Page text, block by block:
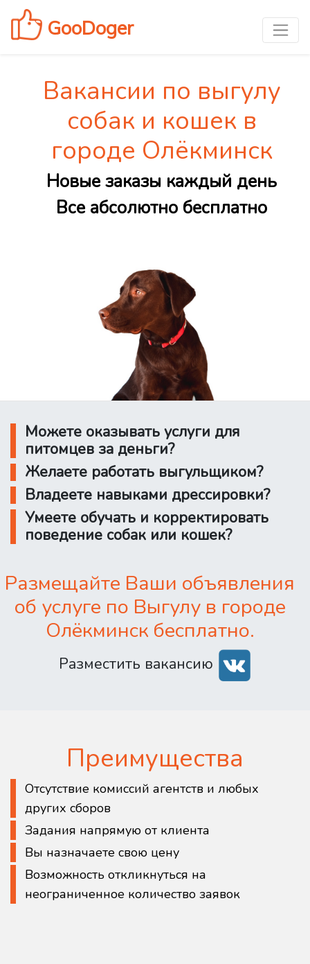
GooDoger
Вакансии по выгулу
собак и кошек в
городе Олёкминск
Новые заказы каждый день
Все абсолютно бесплатно
Можете оказывать услуги для
питомцев за деньги?
Желаете работать выгульщиком?
Владеете навыками дрессировки?
Умеете обучать и корректировать
поведение собак или кошек?
Размещайте Ваши объявления
об услуге по Выгулу в городе
Олёкминск бесплатно.
Разместить вакансию
Преимущества
Отсутствие комиссий агентств и любых
других сборов
Задания напрямую от клиента
Вы назначаете свою цену
Возможность откликнуться на
неограниченное количество заявок